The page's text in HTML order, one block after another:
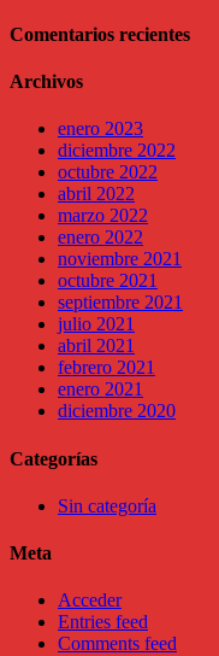
Comentarios recientes
Archivos
enero 2023
diciembre 2022
octubre 2022
abril 2022
marzo 2022
enero 2022
noviembre 2021
octubre 2021
septiembre 2021
julio 2021
abril 2021
febrero 2021
enero 2021
diciembre 2020
Categorías
Sin categoría
Meta
Acceder
Entries feed
Comments feed